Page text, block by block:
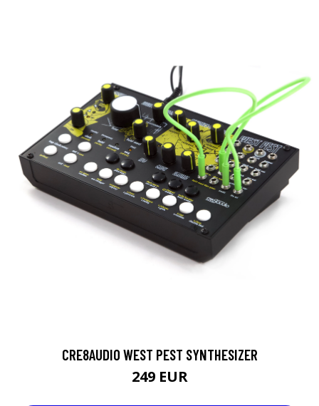
CRE8AUDIO WEST PEST SYNTHESIZER
249 EUR